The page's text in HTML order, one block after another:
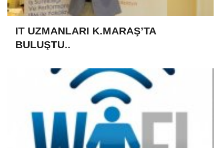
IT UZMANLARI K.MARAŞ’TA
BULUŞTU..